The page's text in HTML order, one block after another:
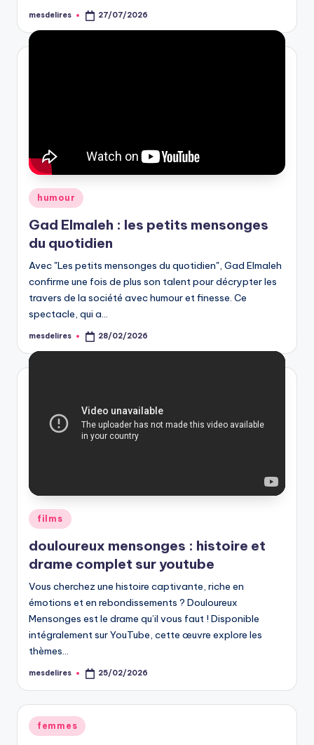
Posted
mesdelires 27/07/2026
Posted
in
humour
Gad Elmaleh : les petits mensonges
du quotidien
Avec "Les petits mensonges du quotidien", Gad Elmaleh
confirme une fois de plus son talent pour décrypter les
travers de la société avec humour et finesse. Ce
spectacle, qui a…
Posted
mesdelires 28/02/2026
Posted
in
films
douloureux mensonges : histoire et
drame complet sur youtube
Vous cherchez une histoire captivante, riche en
émotions et en rebondissements ? Douloureux
Mensonges est le drame qu’il vous faut ! Disponible
intégralement sur YouTube, cette œuvre explore les
thèmes…
Posted
mesdelires 25/02/2026
Posted
in
femmes